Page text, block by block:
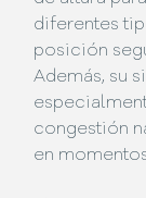
diferentes
posición
Además, su
congestión
en